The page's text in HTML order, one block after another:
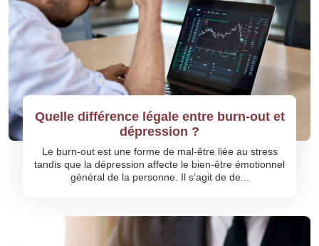
Quelle différence légale entre burn-out et
dépression ?
Le burn-out est une forme de mal-être liée au stress
tandis que la dépression affecte le bien-être émotionnel
général de la personne. Il s’agit de de...